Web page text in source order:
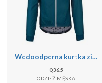
Wodoodporna kurtka zimowa Q36.5 Adventure
Q36.5
ODZIEŻ MĘSKA